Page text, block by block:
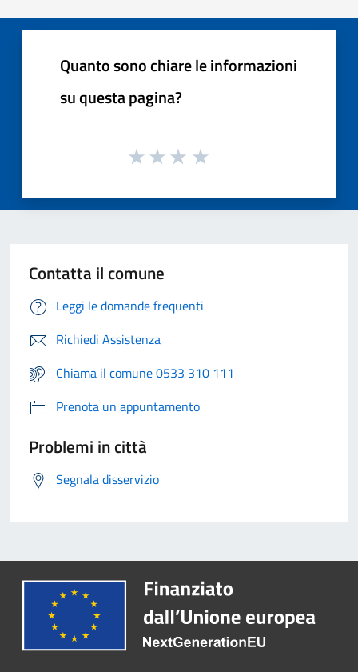
Quanto sono chiare le informazioni
su questa pagina?
Contatta il comune
Leggi le domande frequenti
Richiedi Assistenza
Chiama il comune 0533 310 111
Prenota un appuntamento
Problemi in città
Segnala disservizio